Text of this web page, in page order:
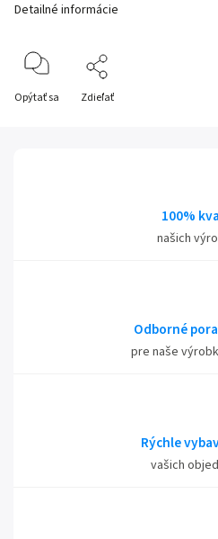
Detailné informácie
Opýtať sa Zdieľať
100%
našich
Odborné
pre naše
Rýchle
vašich